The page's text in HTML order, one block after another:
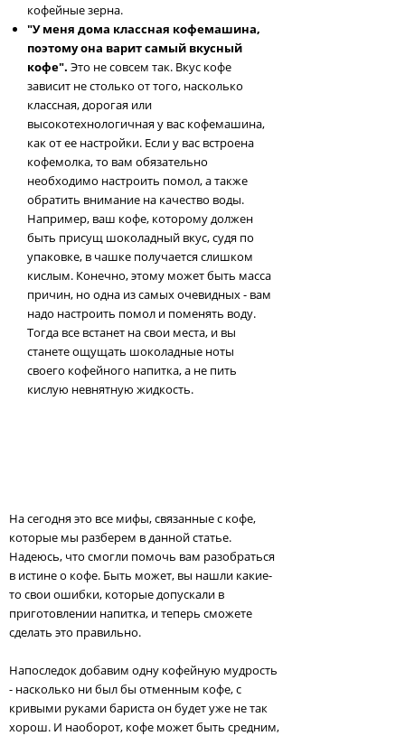
кофейные зерна.
"У меня дома классная кофемашина,
поэтому она варит самый вкусный
кофе". Это не совсем так. Вкус кофе
зависит не столько от того, насколько
классная, дорогая или
высокотехнологичная у вас кофемашина,
как от ее настройки. Если у вас встроена
кофемолка, то вам обязательно
необходимо настроить помол, а также
обратить внимание на качество воды.
Например, ваш кофе, которому должен
быть присущ шоколадный вкус, судя по
упаковке, в чашке получается слишком
кислым. Конечно, этому может быть масса
причин, но одна из самых очевидных - вам
надо настроить помол и поменять воду.
Тогда все встанет на свои места, и вы
станете ощущать шоколадные ноты
своего кофейного напитка, а не пить
кислую невнятную жидкость.
На сегодня это все мифы, связанные с кофе,
которые мы разберем в данной статье.
Надеюсь, что смогли помочь вам разобраться
в истине о кофе. Быть может, вы нашли какие-
то свои ошибки, которые допускали в
приготовлении напитка, и теперь сможете
сделать это правильно.
Напоследок добавим одну кофейную мудрость
- насколько ни был бы отменным кофе, с
кривыми руками бариста он будет уже не так
хорош. И наоборот, кофе может быть средним,